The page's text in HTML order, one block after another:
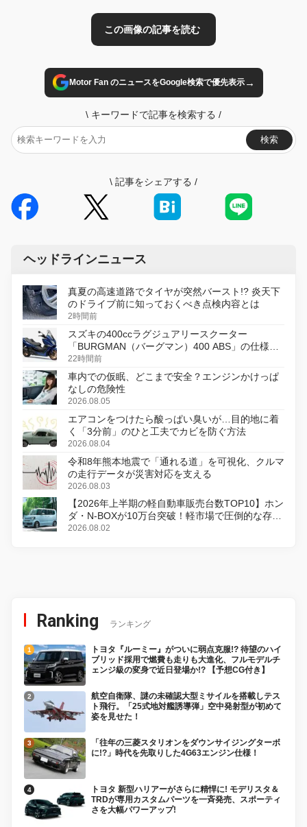
Motor Fan のニュースをGoogle検索で優先表示→
\ キーワードで記事を検索する /
検索
\ 記事をシェアする /
ヘッドラインニュース
真夏の高速道路でタイヤが突然バースト!? 炎天下
のドライブ前に知っておくべき点検内容とは
2時間前
スズキの400ccラグジュアリースクーター
「BURGMAN（バーグマン）400 ABS」の仕様を
変更し、8月18日に発売
22時間前
車内での仮眠、どこまで安全？エンジンかけっぱ
なしの危険性
2026.08.05
エアコンをつけたら酸っぱい臭いが…目的地に着
く「3分前」のひと工夫でカビを防ぐ方法
2026.08.04
令和8年熊本地震で「通れる道」を可視化、クルマ
の走行データが災害対応を支える
2026.08.03
【2026年上半期の軽自動車販売台数TOP10】ホン
ダ・N-BOXが10万台突破！軽市場で圧倒的な存在
感
2026.08.02
Ranking ランキング
トヨタ『ルーミー』がついに弱点克服!? 待望のハイ
ブリッド採用で燃費も走りも大進化、フルモデルチ
ェンジ級の変身で近日登場か!? 【予想CG付き】
航空自衛隊、謎の未確認大型ミサイルを搭載しテス
ト飛行。「25式地対艦誘導弾」空中発射型が初めて
姿を見せた！
「往年の三菱スタリオンをダウンサイジングターボ
に!?」時代を先取りした4G63エンジン仕様！
トヨタ 新型ハリアーがさらに精悍に! モデリスタ＆
TRDが専用カスタムパーツを一斉発売、スポーティ
さを大幅パワーアップ!